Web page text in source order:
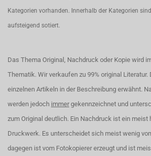
Kategorien vorhanden. Innerhalb der Kategorien
aufsteigend sotiert.
Das Thema Original, Nachdruck oder Kopie wird
Thematik. Wir verkaufen zu 99% original
einzelnen Artikeln in der Beschreibung erwähnt.
werden jedoch immer gekennzeichnet und
zum Original deutlich. Ein Nachdruck ist ein meist
Druckwerk. Es unterscheidet sich meist wenig
dagegen ist vom Fotokopierer erzeugt und ist